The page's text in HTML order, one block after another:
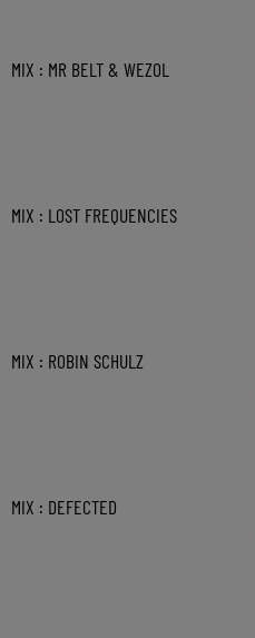
MIX : MR BELT & WEZOL
MIX : LOST FREQUENCIES
MIX : ROBIN SCHULZ
MIX : DEFECTED